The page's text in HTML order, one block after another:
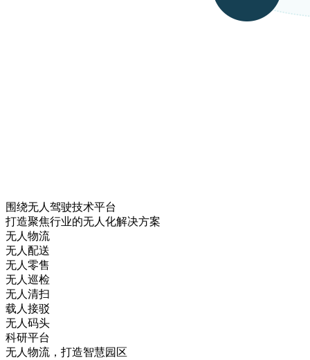
围绕无人驾驶技术平台
打造聚焦行业的无人化解决方案
无人物流
无人配送
无人零售
无人巡检
无人清扫
载人接驳
无人码头
科研平台
无人物流，打造智慧园区